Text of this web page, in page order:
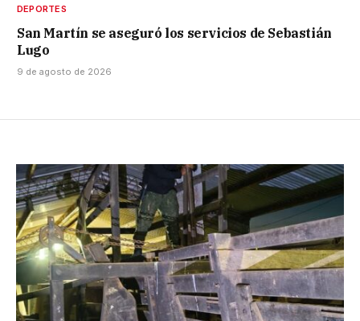
DEPORTES
San Martín se aseguró los servicios de Sebastián
Lugo
9 de agosto de 2026